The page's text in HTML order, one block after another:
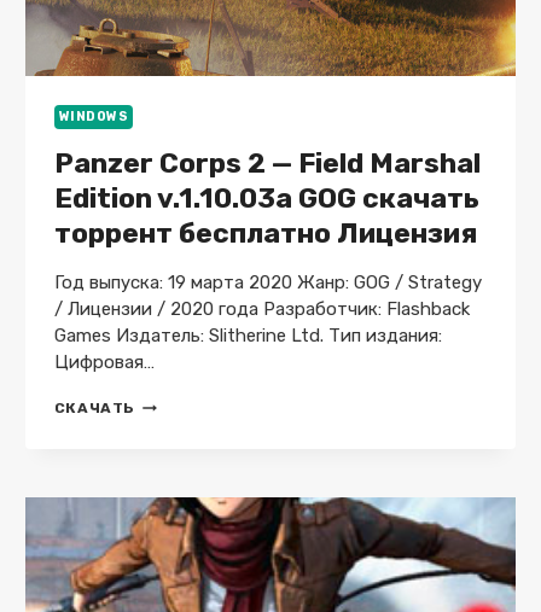
WINDOWS
Panzer Corps 2 — Field Marshal
Edition v.1.10.03a GOG скачать
торрент бесплатно Лицензия
Год выпуска: 19 марта 2020 Жанр: GOG / Strategy
/ Лицензии / 2020 года Разработчик: Flashback
Games Издатель: Slitherine Ltd. Тип издания:
Цифровая…
СКАЧАТЬ PANZER
MARSHAL
EDITION
V.1.10.03A
GOG
СКАЧАТЬ